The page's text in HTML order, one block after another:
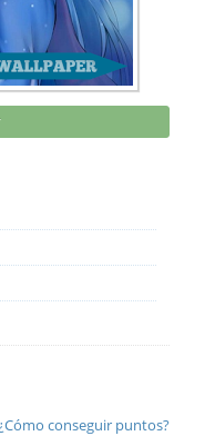
conseguir puntos?